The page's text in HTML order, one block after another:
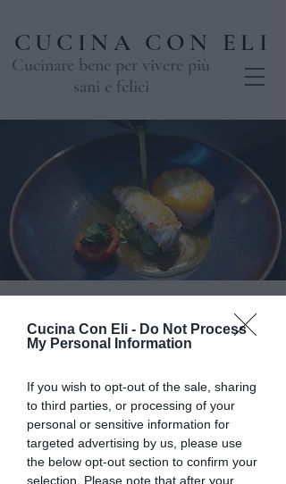
Cucina Con Eli - Do Not Process
My Personal Information
If you wish to opt-out of the sale, sharing
to third parties, or processing of your
personal or sensitive information for
targeted advertising by us, please use
the below opt-out section to confirm your
selection. Please note that after your
CUCINA CON ELI
Cucinare bene per vivere più
sani e felici
Pesce in 4 lezioni
Il corso perfetto per chi ama i piatti di pesce e
vuole imparare a cucinarlo a casa facilmente e
senza problemi. Prepareremo pesce, molluschi
e crostacei